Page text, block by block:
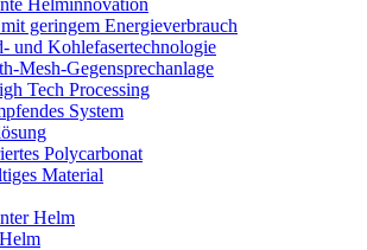
Helminnovation
geringem Energieverbrauch
und Kohlefasertechnologie
Mesh-Gegensprechanlage
Tech Processing
System
Polycarbonat
Material
Helm